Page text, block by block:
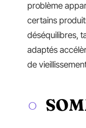
problème
certains
déséquilibres,
adaptés
de